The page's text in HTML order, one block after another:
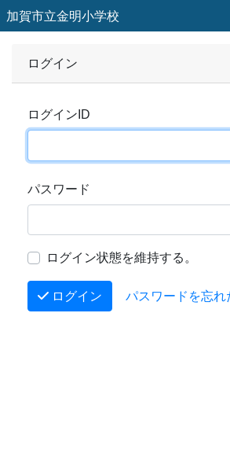
加賀市立金明小学校
ログイン
ログインID
パスワード
ログイン状態を維持する。
ログイン パスワードを忘れ